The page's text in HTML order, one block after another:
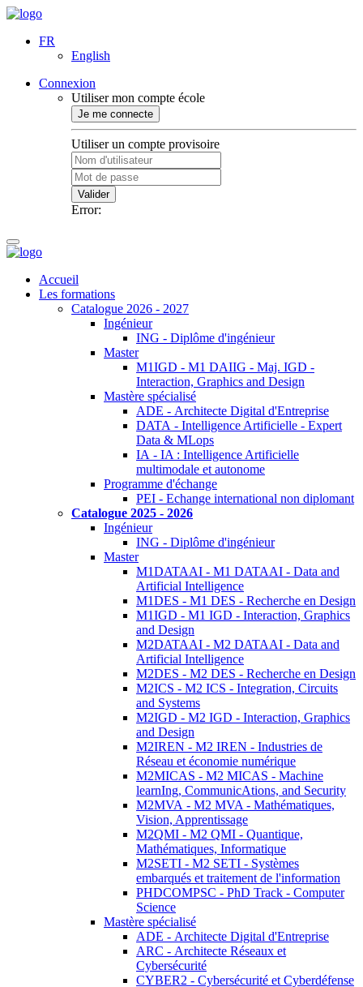
FR
English
Connexion
Utiliser mon compte école
Je me connecte
Utiliser un compte provisoire
Valider
Error:
Accueil
Les formations
Catalogue 2026 - 2027
Ingénieur
ING - Diplôme d'ingénieur
Master
M1IGD - M1 DAIIG - Maj. IGD -
Interaction, Graphics and Design
Mastère spécialisé
ADE - Architecte Digital d'Entreprise
DATA - Intelligence Artificielle - Expert
Data & MLops
IA - IA : Intelligence Artificielle
multimodale et autonome
Programme d'échange
PEI - Echange international non diplomant
Catalogue 2025 - 2026
Ingénieur
ING - Diplôme d'ingénieur
Master
M1DATAAI - M1 DATAAI - Data and
Artificial Intelligence
M1DES - M1 DES - Recherche en Design
M1IGD - M1 IGD - Interaction, Graphics
and Design
M2DATAAI - M2 DATAAI - Data and
Artificial Intelligence
M2DES - M2 DES - Recherche en Design
M2ICS - M2 ICS - Integration, Circuits
and Systems
M2IGD - M2 IGD - Interaction, Graphics
and Design
M2IREN - M2 IREN - Industries de
Réseau et économie numérique
M2MICAS - M2 MICAS - Machine
learnIng, CommunicAtions, and Security
M2MVA - M2 MVA - Mathématiques,
Vision, Apprentissage
M2QMI - M2 QMI - Quantique,
Mathématiques, Informatique
M2SETI - M2 SETI - Systèmes
embarqués et traitement de l'information
PHDCOMPSC - PhD Track - Computer
Science
Mastère spécialisé
ADE - Architecte Digital d'Entreprise
ARC - Architecte Réseaux et
Cybersécurité
CYBER2 - Cybersécurité et Cyberdéfense